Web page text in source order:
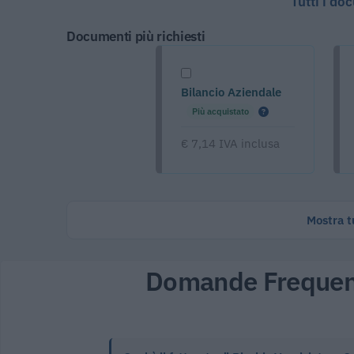
Documenti più richiesti
Bilancio Aziendale
Più acquistato
€ 7,14 IVA inclusa
Mostra
Domande